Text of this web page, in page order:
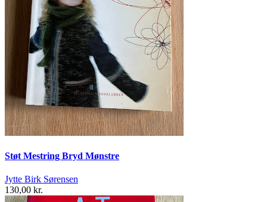
Støt Mestring Bryd Mønstre
Jytte Birk Sørensen
130,00 kr.